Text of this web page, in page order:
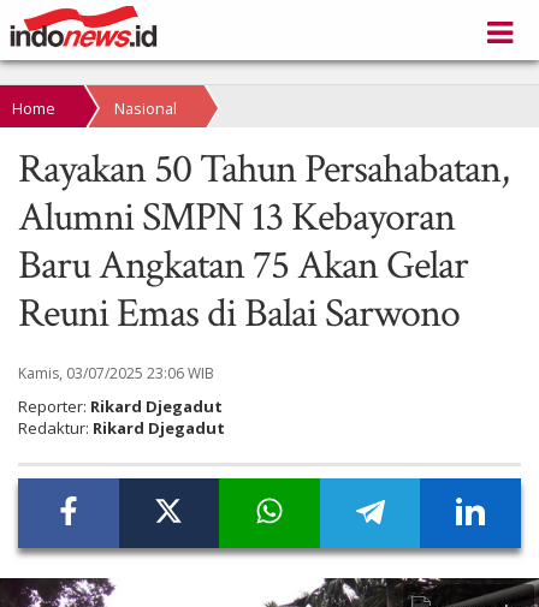
Home Nasional
Rayakan 50 Tahun Persahabatan,
Alumni SMPN 13 Kebayoran
Baru Angkatan 75 Akan Gelar
Reuni Emas di Balai Sarwono
Kamis, 03/07/2025 23:06 WIB
Reporter: Rikard Djegadut
Redaktur: Rikard Djegadut